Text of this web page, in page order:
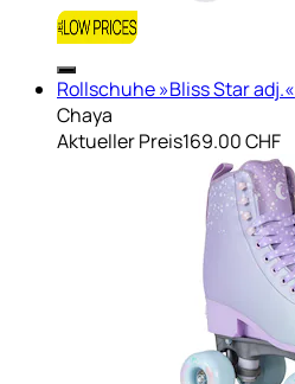
Rollschuhe »Bliss Star adj.«
Chaya
Aktueller Preis169.00 CHF